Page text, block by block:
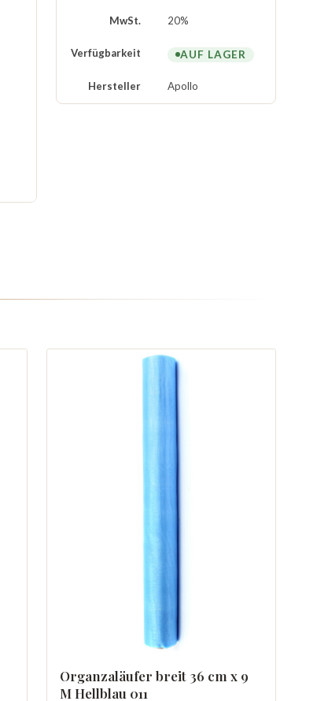
MwSt. 20%
Verfügbarkeit AUF LAGER
Hersteller Apollo
Organzaläufer breit 36 cm x 9
M Hellblau 011